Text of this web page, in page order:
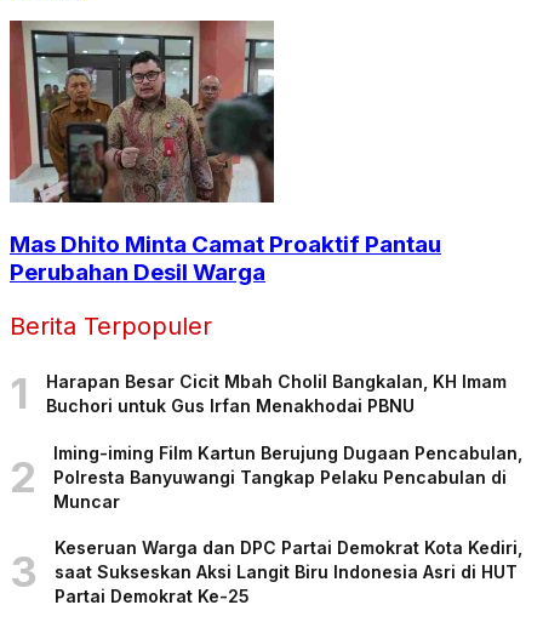
Mas Dhito Minta Camat Proaktif Pantau
Perubahan Desil Warga
Berita Terpopuler
1
Harapan Besar Cicit Mbah Cholil Bangkalan, KH Imam
Buchori untuk Gus Irfan Menakhodai PBNU
2
Iming-iming Film Kartun Berujung Dugaan Pencabulan,
Polresta Banyuwangi Tangkap Pelaku Pencabulan di
Muncar
3
Keseruan Warga dan DPC Partai Demokrat Kota Kediri,
saat Sukseskan Aksi Langit Biru Indonesia Asri di HUT
Partai Demokrat Ke-25